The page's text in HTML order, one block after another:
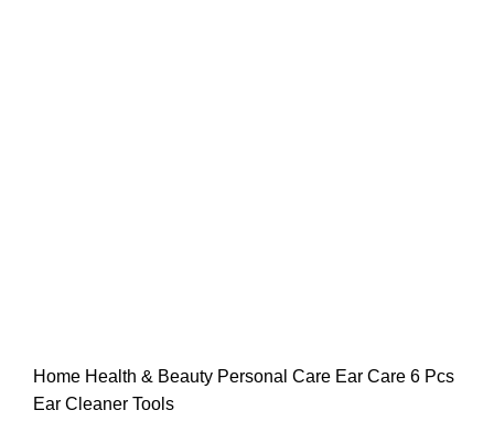
Home Health & Beauty Personal Care Ear Care 6 Pcs
Ear Cleaner Tools